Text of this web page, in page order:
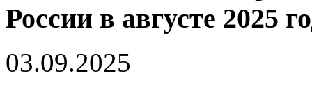
России в августе 2025
03.09.2025